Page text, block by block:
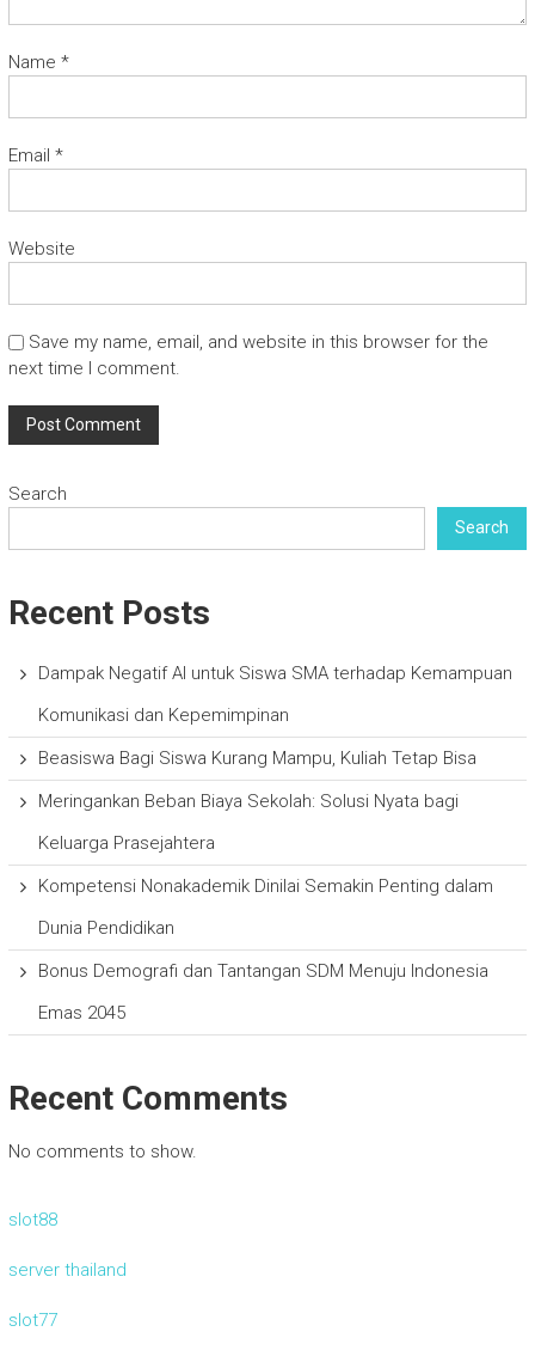
Name *
Email *
Website
Save my name, email, and website in this browser for the
next time I comment.
Search
Search
Recent Posts
Dampak Negatif AI untuk Siswa SMA terhadap Kemampuan
Komunikasi dan Kepemimpinan
Beasiswa Bagi Siswa Kurang Mampu, Kuliah Tetap Bisa
Meringankan Beban Biaya Sekolah: Solusi Nyata bagi
Keluarga Prasejahtera
Kompetensi Nonakademik Dinilai Semakin Penting dalam
Dunia Pendidikan
Bonus Demografi dan Tantangan SDM Menuju Indonesia
Emas 2045
Recent Comments
No comments to show.
slot88
server thailand
slot77